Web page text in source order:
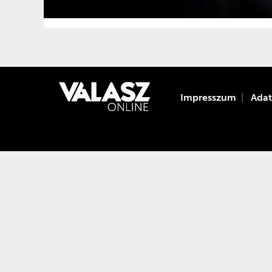
Impresszum